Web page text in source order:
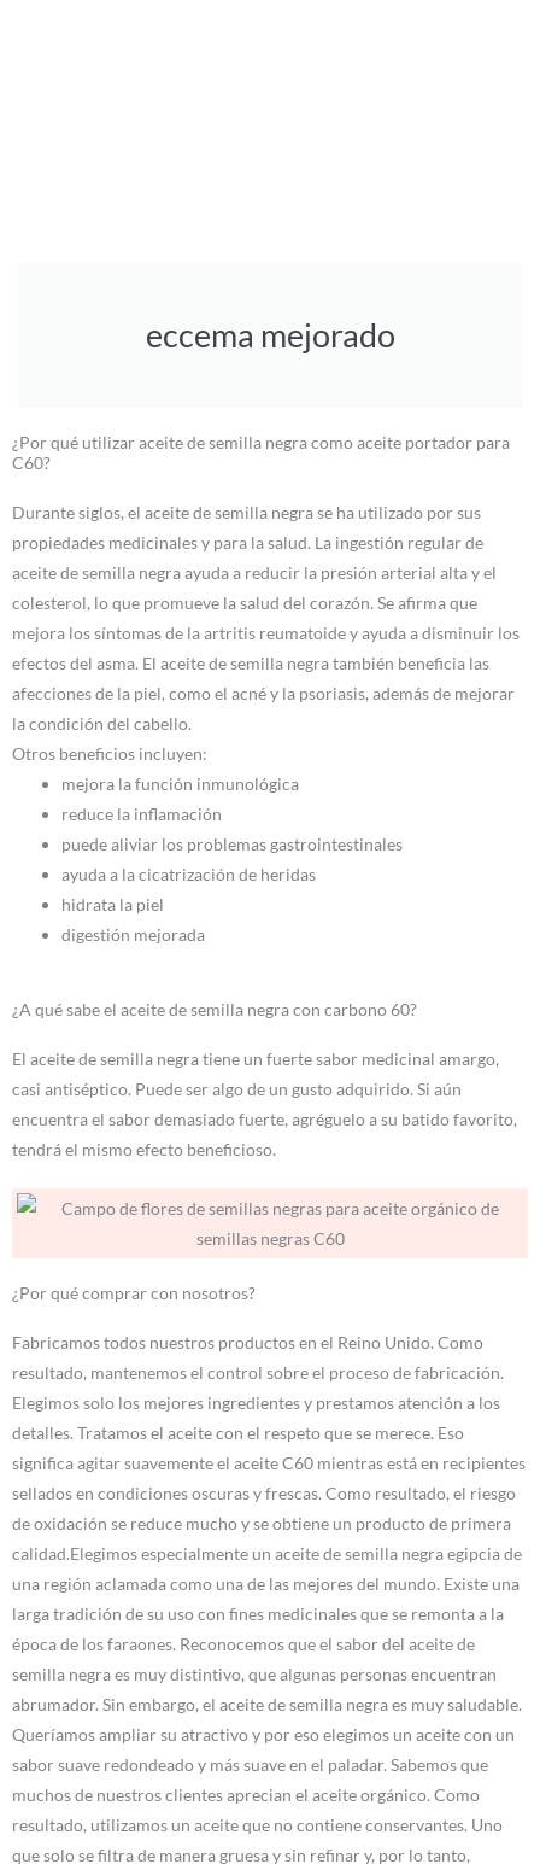
eccema mejorado
¿Por qué utilizar aceite de semilla negra como aceite portador para
C60?
Durante siglos, el aceite de semilla negra se ha utilizado por sus
propiedades medicinales y para la salud. La ingestión regular de
aceite de semilla negra ayuda a reducir la presión arterial alta y el
colesterol, lo que promueve la salud del corazón. Se afirma que
mejora los síntomas de la artritis reumatoide y ayuda a disminuir los
efectos del asma. El aceite de semilla negra también beneficia las
afecciones de la piel, como el acné y la psoriasis, además de mejorar
la condición del cabello.
Otros beneficios incluyen:
mejora la función inmunológica
reduce la inflamación
puede aliviar los problemas gastrointestinales
ayuda a la cicatrización de heridas
hidrata la piel
digestión mejorada
¿A qué sabe el aceite de semilla negra con carbono 60?
El aceite de semilla negra tiene un fuerte sabor medicinal amargo,
casi antiséptico. Puede ser algo de un gusto adquirido. Si aún
encuentra el sabor demasiado fuerte, agréguelo a su batido favorito,
tendrá el mismo efecto beneficioso.
¿Por qué comprar con nosotros?
Fabricamos todos nuestros productos en el Reino Unido. Como
resultado, mantenemos el control sobre el proceso de fabricación.
Elegimos solo los mejores ingredientes y prestamos atención a los
detalles. Tratamos el aceite con el respeto que se merece. Eso
significa agitar suavemente el aceite C60 mientras está en recipientes
sellados en condiciones oscuras y frescas. Como resultado, el riesgo
de oxidación se reduce mucho y se obtiene un producto de primera
calidad.Elegimos especialmente un aceite de semilla negra egipcia de
una región aclamada como una de las mejores del mundo. Existe una
larga tradición de su uso con fines medicinales que se remonta a la
época de los faraones. Reconocemos que el sabor del aceite de
semilla negra es muy distintivo, que algunas personas encuentran
abrumador. Sin embargo, el aceite de semilla negra es muy saludable.
Queríamos ampliar su atractivo y por eso elegimos un aceite con un
sabor suave redondeado y más suave en el paladar. Sabemos que
muchos de nuestros clientes aprecian el aceite orgánico. Como
resultado, utilizamos un aceite que no contiene conservantes. Uno
que solo se filtra de manera gruesa y sin refinar y, por lo tanto,